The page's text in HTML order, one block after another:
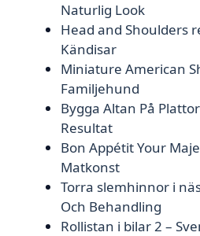
Naturlig Look
Head and Shoulders
Kändisar
Miniature American
Familjehund
Bygga Altan På
Resultat
Bon Appétit Your
Matkonst
Torra slemhinnor i
Och Behandling
Rollistan i bilar 2 –